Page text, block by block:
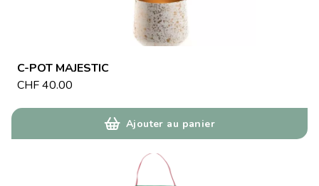
C-POT MAJESTIC
CHF40.00
Ajouter au panier